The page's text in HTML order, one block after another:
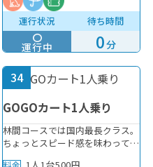
運行状況
運行中
待ち時間
0分
34
GOGOカート1人乗り
林間コースでは国内最長クラス。
ちょっとスピード感を味わっては
料金 1人1台500円